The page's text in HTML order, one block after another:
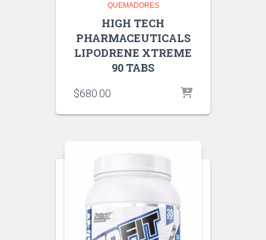
QUEMADORES
HIGH TECH
PHARMACEUTICALS
LIPODRENE XTREME
90 TABS
$680.00